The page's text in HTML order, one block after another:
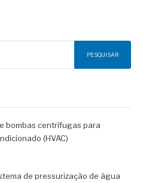
PESQUISAR
bombas centrífugas para
(HVAC)
de pressurização de água